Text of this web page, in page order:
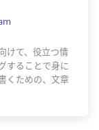
けて、役立つ情
することで身に
くための、文章